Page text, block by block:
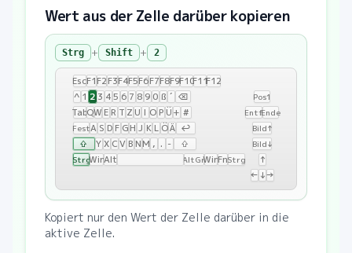
Wert aus der Zelle darüber kopieren
Strg + Shift + 2
EscF1F2F3F4F5F6F7F8F9F10F11F12
^ 1 2 3 4 5 6 7 8 9 0 ß ´ ⌫
TabQWE R T Z U I OP Ü+ #
FestA S D F GH J K L ÖÄ ↩
⇧
Y X CVBNM , . - ⇧
StrgWinAlt AltGrWinFnStrg
Pos1
EntfEnde
Bild↑
Bild↓
↑
← ↓→
Kopiert nur den Wert der Zelle darüber in die
aktive Zelle.